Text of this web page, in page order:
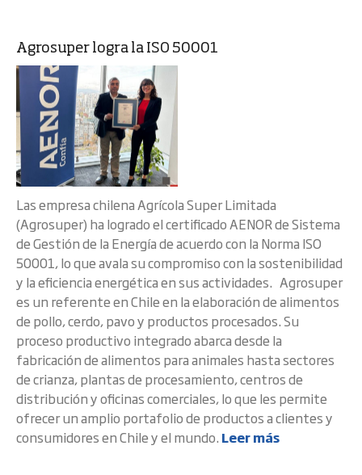
Agrosuper logra la ISO 50001
Las empresa chilena Agrícola Super Limitada
(Agrosuper) ha logrado el certificado AENOR de Sistema
de Gestión de la Energía de acuerdo con la Norma ISO
50001, lo que avala su compromiso con la sostenibilidad
y la eficiencia energética en sus actividades. Agrosuper
es un referente en Chile en la elaboración de alimentos
de pollo, cerdo, pavo y productos procesados. Su
proceso productivo integrado abarca desde la
fabricación de alimentos para animales hasta sectores
de crianza, plantas de procesamiento, centros de
distribución y oficinas comerciales, lo que les permite
ofrecer un amplio portafolio de productos a clientes y
consumidores en Chile y el mundo. Leer más